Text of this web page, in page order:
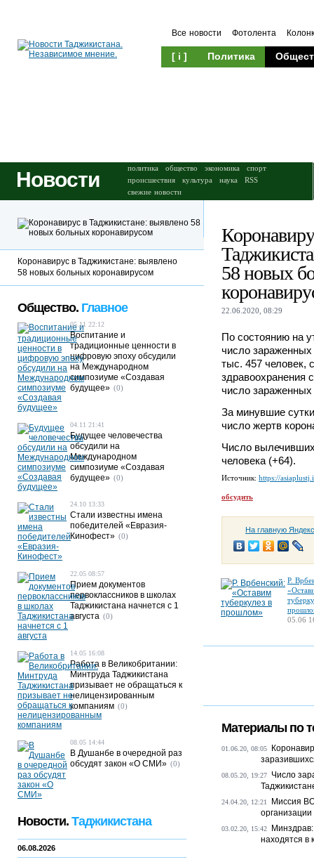
Все новости Фотолента
[ i ] Политика
Новости политика общество экономика
спорт
происшествия
культура наука
RSS
свежие новости
58 новых
22.06.2020, 08:29
По состоянию на
число зараженных
тыс. 457 человек,
здравоохранения
число зараженных
За минувшие
число жертв
Число
человека (+64).
Источник: https://
обсудить
На главную
Р.
05.06
Материалы по
01.06.20, 08:05
08.05.20, 19:27
Число
24.04.20, 12:21
Миссия
03.02.20, 15:42
находятся в
Коронавирус в Таджикистане: выявлено
58 новых больных коронавирусом
Общество. Главное
05.11 22:12
Воспитание и
традиционные ценности в
цифровую эпоху обсудили
на Международном
симпозиуме «Создавая
будущее» (0)
04.11 21:41
Будущее человечества
обсудили на
Международном
симпозиуме «Создавая
будущее» (0)
24.10 13:33
Стали известны имена
победителей «Евразия-
Кинофест» (0)
22.05 08:57
Прием документов
первоклассников в школах
Таджикистана начнется с 1
августа (0)
14.05 16:08
Работа в Великобритании:
Минтруда Таджикистана
призывает не обращаться к
нелицензированным
компаниям (0)
08.05 14:44
В Душанбе в очередной раз
обсудят закон «О СМИ» (0)
Новости. Таджикистана
06.08.2026